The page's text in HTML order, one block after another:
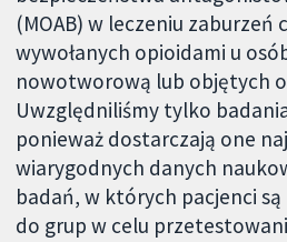
(MOAB) w leczeniu zaburzeń
wywołanych opioidami u
nowotworową lub objętych
Uwzględniliśmy tylko
ponieważ dostarczają one
wiarygodnych danych
badań, w których pacjenci
do grup w celu